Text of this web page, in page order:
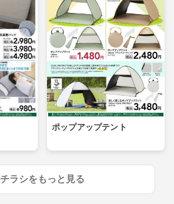
ポップアップテント
チラシをもっと見る